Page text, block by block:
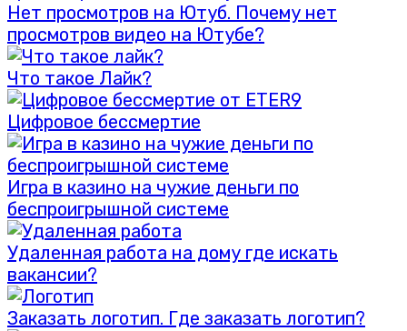
Нет просмотров на Ютуб. Почему нет
просмотров видео на Ютубе?
Что такое Лайк?
Цифровое бессмертие
Игра в казино на чужие деньги по
беспроигрышной системе
Удаленная работа на дому где искать
вакансии?
Заказать логотип. Где заказать логотип?